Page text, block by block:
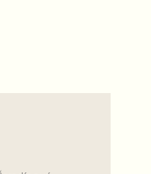
obvod, 5=85 obvod, 6=90